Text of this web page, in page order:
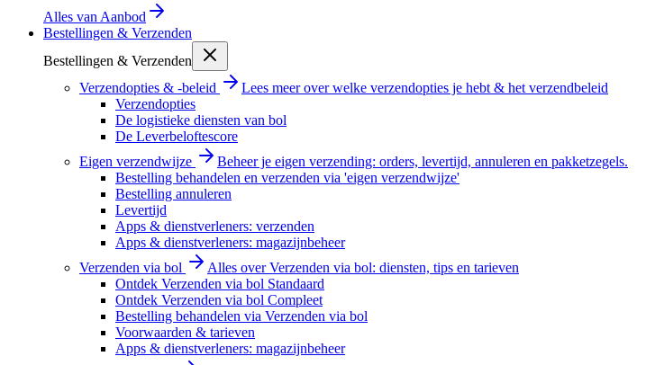
Alles van Aanbod
Bestellingen & Verzenden
Bestellingen & Verzenden
Verzendopties & -beleid
Lees meer over welke verzendopties je hebt & het verzendbeleid
Verzendopties
De logistieke diensten van bol
De Leverbeloftescore
Eigen verzendwijze
Beheer je eigen verzending: orders, levertijd, annuleren en pakketzegels.
Bestelling behandelen en verzenden via 'eigen verzendwijze'
Bestelling annuleren
Levertijd
Apps & dienstverleners: verzenden
Apps & dienstverleners: magazijnbeheer
Verzenden via bol
Alles over Verzenden via bol: diensten, tips en tarieven
Ontdek Verzenden via bol Standaard
Ontdek Verzenden via bol Compleet
Bestelling behandelen via Verzenden via bol
Voorwaarden & tarieven
Apps & dienstverleners: magazijnbeheer